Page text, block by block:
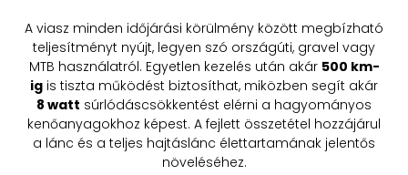
A viasz minden időjárási körülmény között megbízható
teljesítményt nyújt, legyen szó országúti, gravel vagy
MTB használatról. Egyetlen kezelés után akár 500 km-
ig is tiszta működést biztosíthat, miközben segít akár
8 watt súrlódáscsökkentést elérni a hagyományos
kenőanyagokhoz képest. A fejlett összetétel hozzájárul
a lánc és a teljes hajtáslánc élettartamának jelentős
növeléséhez.